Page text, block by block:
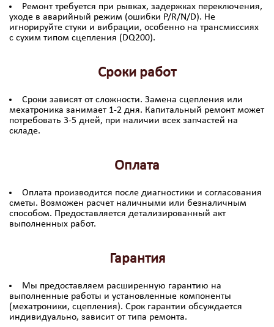
Ремонт требуется при рывках, задержках переключения,
уходе в аварийный режим (ошибки P/R/N/D). Не
игнорируйте стуки и вибрации, особенно на трансмиссиях
с сухим типом сцепления (DQ200).
Сроки работ
Сроки зависят от сложности. Замена сцепления или
мехатроника занимает 1-2 дня. Капитальный ремонт может
потребовать 3-5 дней, при наличии всех запчастей на
складе.
Оплата
Оплата производится после диагностики и согласования
сметы. Возможен расчет наличными или безналичным
способом. Предоставляется детализированный акт
выполненных работ.
Гарантия
Мы предоставляем расширенную гарантию на
выполненные работы и установленные компоненты
(мехатроники, сцепления). Срок гарантии обсуждается
индивидуально, зависит от типа ремонта.